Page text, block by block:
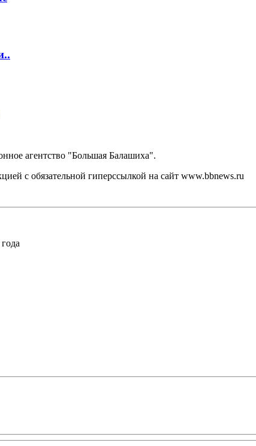
агентство "Большая Балашиха".
с обязательной гиперссылкой на сайт www.bbnews.ru